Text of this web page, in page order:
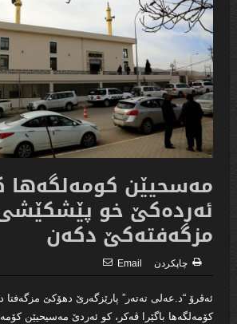
مەسحیێن كومەلگەها
ئەردەكێ خو
مزگەفتەكێ دكەن
چاپكردن Email
ئەڤرۆ “د.عەلی تەتەر” پارێزگەرێ دهۆکێ مزگەفتا
کۆمەلگەها باگێرا ڤەکر، کو ئەردێ مەسیحیێن